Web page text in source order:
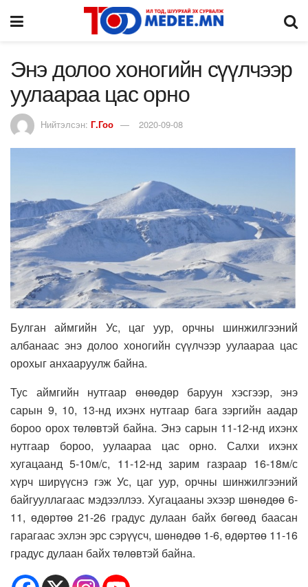
Энэ долоо хоногийн сүүлчээр
уулаараа цас орно
Нийтэлсэн: Г.Гоо 2020-09-08
Булган аймгийн Ус, цаг уур, орчны шинжилгээний
албанаас энэ долоо хоногийн сүүлчээр уулаараа цас
орохыг анхааруулж байна.
Тус аймгийн нутгаар өнөөдөр баруун хэсгээр, энэ
сарын 9, 10, 13-нд ихэнх нутгаар бага зэргийн аадар
бороо орох төлөвтэй байна. Энэ сарын 11-12-нд ихэнх
нутгаар бороо, уулаараа цас орно. Салхи ихэнх
хугацаанд 5-10м/с, 11-12-нд зарим газраар 16-18м/с
хүрч ширүүснэ гэж Ус, цаг уур, орчны шинжилгээний
байгууллагаас мэдээллээ. Хугацааны эхээр шөнөдөө 6-
11, өдөртөө 21-26 градус дулаан байх бөгөөд баасан
гарагаас эхлэн эрс сэрүүсч, шөнөдөө 1-6, өдөртөө 11-16
градус дулаан байх төлөвтэй байна.